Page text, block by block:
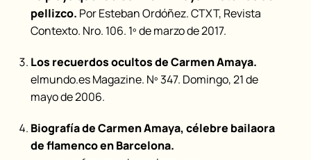
pellizco. Por Esteban Ordóñez. CTXT, Revista
Contexto. Nro. 106. 1º de marzo de 2017.
Los recuerdos ocultos de Carmen Amaya.
elmundo.es Magazine. Nº 347. Domingo, 21 de
mayo de 2006.
Biografía de Carmen Amaya, célebre bailaora
de flamenco en Barcelona.